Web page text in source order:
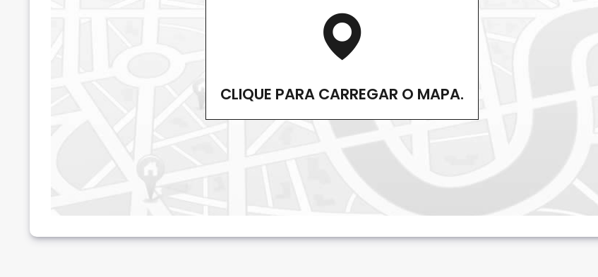
CLIQUE PARA CARREGAR O MAPA.